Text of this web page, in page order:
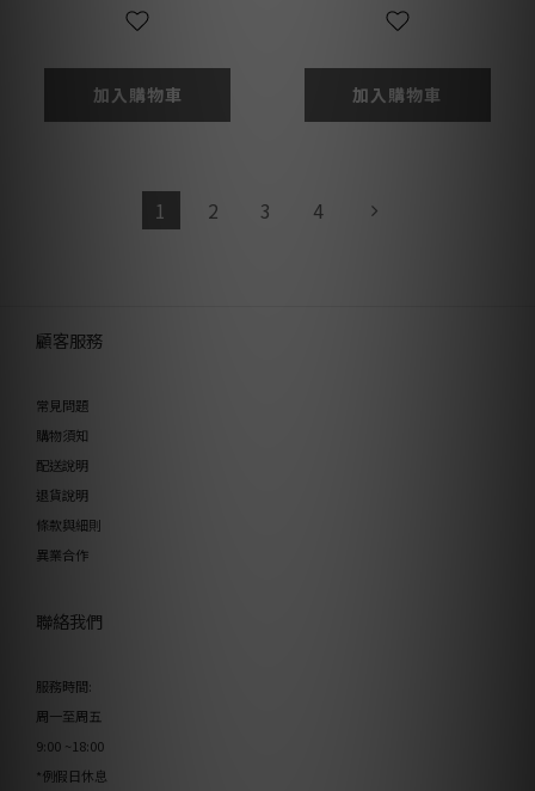
加入購物車 加入購物車
1 2 3 4
顧客服務
常見問題
購物須知
配送說明
退貨說明
條款與細則
異業合作
聯絡我們
服務時間:
周一至周五
9:00 ~18:00
*例假日休息